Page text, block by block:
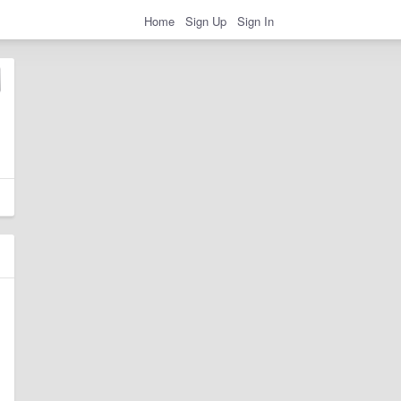
Home Sign Up Sign In